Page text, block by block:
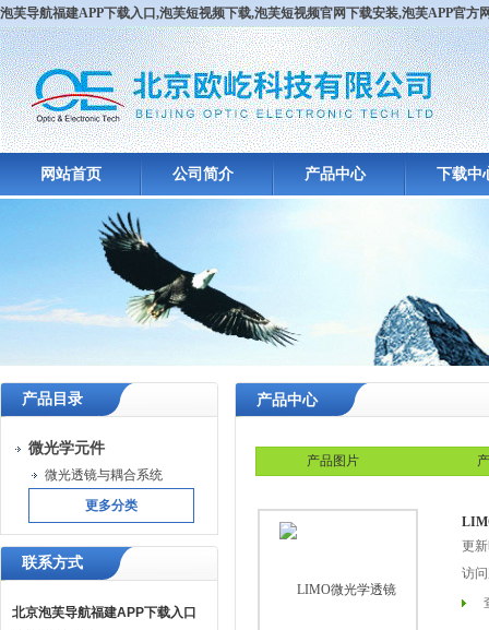
泡芙导航福建APP下载入口,泡芙短视频下载,泡芙短视频官网下载安装,泡芙APP官方
网站首页 公司简介 产品中心 下载中
产品目录
微光学元件
微光透镜与耦合系统
更多分类
联系方式
北京泡芙导航福建APP下载入口
产品中心
产品图片
更新
访问